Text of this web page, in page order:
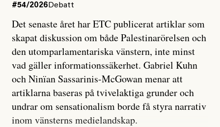
#54/2026 Debatt
Det senaste året har ETC publicerat artiklar som
skapat diskussion om både Palestinarörelsen och
den utomparlamentariska vänstern, inte minst
vad gäller informationssäkerhet. Gabriel Kuhn
och Ninïan Sassarinis-McGowan menar att
artiklarna baseras på tvivelaktiga grunder och
undrar om sensationalism borde få styra narrativ
inom vänsterns medielandskap.